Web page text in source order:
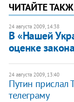
ЧИТАЙТЕ
24 августа 2009, 14:38
В «Нашей
оценке
24 августа 2009, 13:40
Путин прислал
телеграму